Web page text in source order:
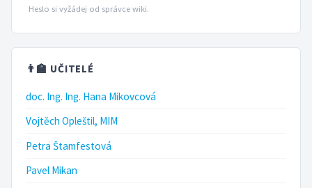
Heslo si vyžádej od správce wiki.
👨‍🏫 UČITELÉ
doc. Ing. Ing. Hana Mikovcová
Vojtěch Opleštil, MIM
Petra Štamfestová
Pavel Mikan